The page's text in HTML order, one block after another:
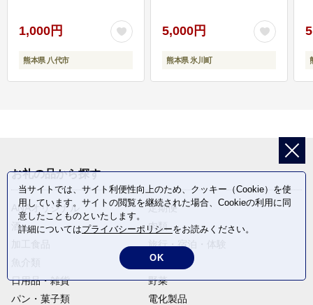
1,000円
熊本県 八代市
5,000円
熊本県 氷川町
お礼の品から探す
ANAオリジナル
定期便
酒
肉類
旅行・宿泊・体験
麺類
日用品・雑貨
野菜
パン・菓子類
電化製品
当サイトでは、サイト利便性向上のため、クッキー（Cookie）を使
用しています。サイトの閲覧を継続された場合、Cookieの利用に同
意したことものといたします。
詳細についてはプライバシーポリシーをお読みください。
OK